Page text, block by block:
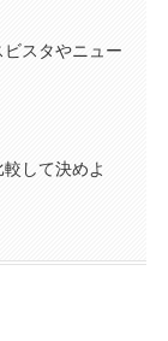
スタやニュー
して決めよ